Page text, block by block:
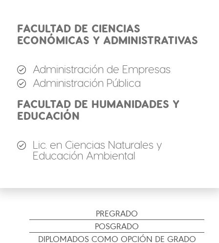
FACULTAD DE CIENCIAS
ECONÓMICAS Y ADMINISTRATIVAS
Administración de Empresas
Administración Pública
FACULTAD DE HUMANIDADES Y
EDUCACIÓN
Lic. en Ciencias Naturales y
Educación Ambiental
PREGRADO
POSGRADO
DIPLOMADOS COMO OPCIÓN DE GRADO